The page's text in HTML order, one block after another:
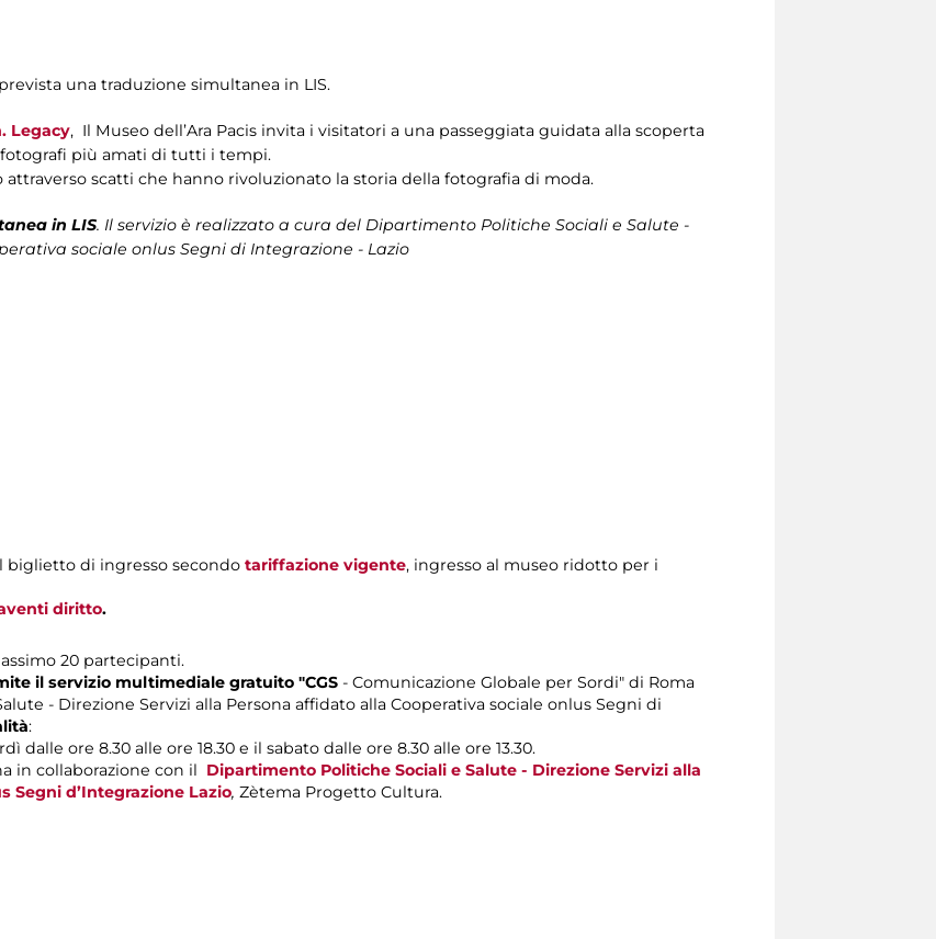
una traduzione simultanea in LIS.
Legacy, Il Museo dell’Ara Pacis invita i visitatori a una passeggiata guidata alla scoperta
più amati di tutti i tempi.
scatti che hanno rivoluzionato la storia della fotografia di moda.
in LIS. Il servizio è realizzato a cura del Dipartimento Politiche Sociali e Salute -
sociale onlus Segni di Integrazione - Lazio
biglietto di ingresso secondo tariffazione vigente, ingresso al museo ridotto per i
diritto.
20 partecipanti.
il servizio multimediale gratuito "CGS - Comunicazione Globale per Sordi" di Roma
- Direzione Servizi alla Persona affidato alla Cooperativa sociale onlus Segni di
:
dalle ore 8.30 alle ore 18.30 e il sabato dalle ore 8.30 alle ore 13.30.
in collaborazione con il Dipartimento Politiche Sociali e Salute - Direzione Servizi alla
Segni d’Integrazione Lazio, Zètema Progetto Cultura.